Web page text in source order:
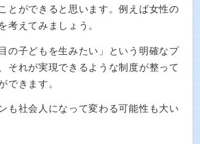
とができると思います。例えば女性の
考えてみましょう。
の子どもを生みたい」という明確なプ
それが実現できるような制度が整って
できます。
も社会人になって変わる可能性も大い